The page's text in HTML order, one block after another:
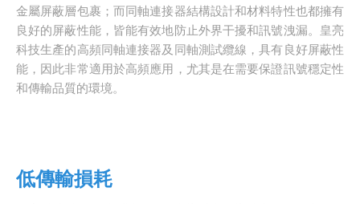
金屬屏蔽層包裹；而同軸連接器結構設計和材料特性也都擁有
良好的屏蔽性能，皆能有效地防止外界干擾和訊號洩漏。皇亮
科技生產的高頻同軸連接器及同軸測試纜線，具有良好屏蔽性
能，因此非常適用於高頻應用，尤其是在需要保證訊號穩定性
和傳輸品質的環境。
低傳輸損耗